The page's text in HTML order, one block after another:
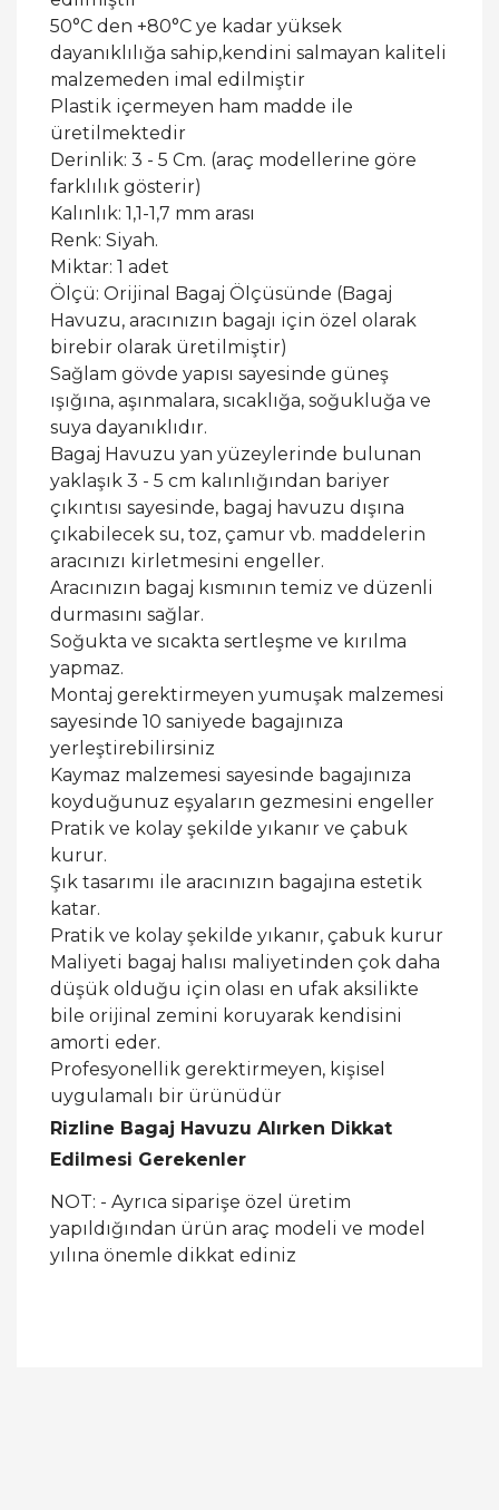
50°C den +80°C ye kadar yüksek
dayanıklılığa sahip,kendini salmayan kaliteli
malzemeden imal edilmiştir
Plastik içermeyen ham madde ile
üretilmektedir
Derinlik: 3 - 5 Cm. (araç modellerine göre
farklılık gösterir)
Kalınlık: 1,1-1,7 mm arası
Renk: Siyah.
Miktar: 1 adet
Ölçü: Orijinal Bagaj Ölçüsünde (Bagaj
Havuzu, aracınızın bagajı için özel olarak
birebir olarak üretilmiştir)
Sağlam gövde yapısı sayesinde güneş
ışığına, aşınmalara, sıcaklığa, soğukluğa ve
suya dayanıklıdır.
Bagaj Havuzu yan yüzeylerinde bulunan
yaklaşık 3 - 5 cm kalınlığından bariyer
çıkıntısı sayesinde, bagaj havuzu dışına
çıkabilecek su, toz, çamur vb. maddelerin
aracınızı kirletmesini engeller.
Aracınızın bagaj kısmının temiz ve düzenli
durmasını sağlar.
Soğukta ve sıcakta sertleşme ve kırılma
yapmaz.
Montaj gerektirmeyen yumuşak malzemesi
sayesinde 10 saniyede bagajınıza
yerleştirebilirsiniz
Kaymaz malzemesi sayesinde bagajınıza
koyduğunuz eşyaların gezmesini engeller
Pratik ve kolay şekilde yıkanır ve çabuk
kurur.
Şık tasarımı ile aracınızın bagajına estetik
katar.
Pratik ve kolay şekilde yıkanır, çabuk kurur
Maliyeti bagaj halısı maliyetinden çok daha
düşük olduğu için olası en ufak aksilikte
bile orijinal zemini koruyarak kendisini
amorti eder.
Profesyonellik gerektirmeyen, kişisel
uygulamalı bir ürünüdür
Rizline Bagaj Havuzu Alırken Dikkat
Edilmesi Gerekenler
NOT: - Ayrıca siparişe özel üretim
yapıldığından ürün araç modeli ve model
yılına önemle dikkat ediniz